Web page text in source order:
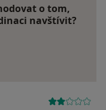
o tom,
navštívit?